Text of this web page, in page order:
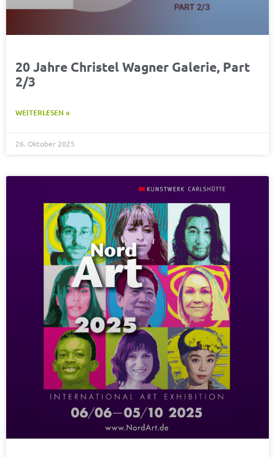
20 Jahre Christel Wagner Galerie, Part
2/3
WEITERLESEN »
26. Oktober 2025